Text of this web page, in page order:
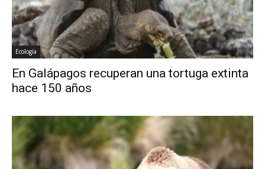
Ecología
En Galápagos recuperan una tortuga extinta
hace 150 años